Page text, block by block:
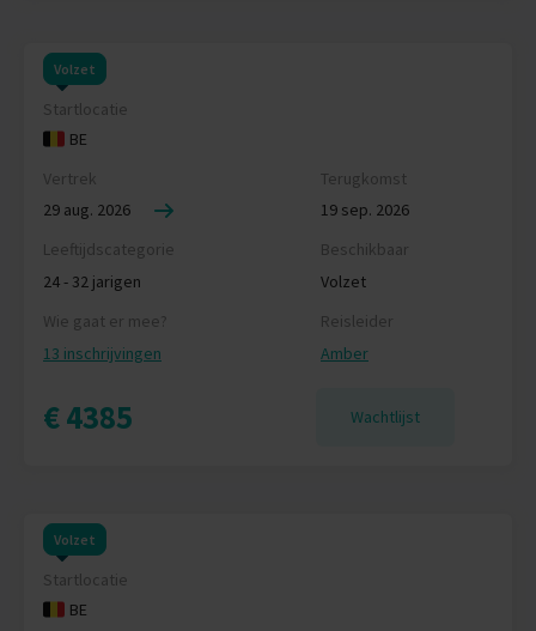
Volzet
Startlocatie
BE
Vertrek
29 aug. 2026
Terugkomst
19 sep. 2026
Leeftijdscategorie
24 - 32 jarigen
Beschikbaar
Volzet
Wie gaat er mee?
13 inschrijvingen
Reisleider
Amber
€ 4385 Wachtlijst
Volzet
Startlocatie
BE